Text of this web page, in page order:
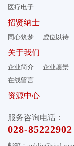
医疗电子
招贤纳士
同心筑梦 虚位以待
关于我们
企业简介 企业愿景
在线留言
资源中心
服务咨询电话：
028-85222902